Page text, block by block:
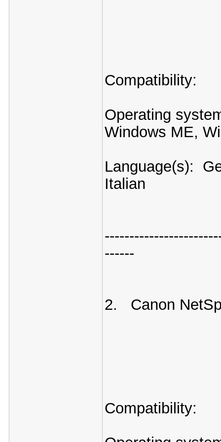
Compatibility:
Operating
Windows ME,
Language(s):
Italian
------
2. Canon
Compatibility: